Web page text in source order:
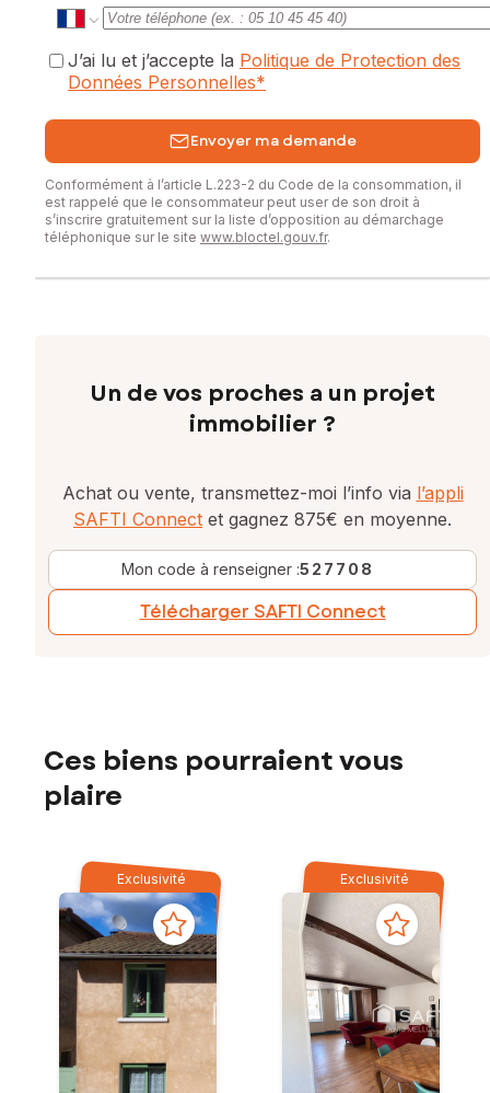
J’ai lu et j’accepte la Politique de Protection des
Données Personnelles*
Envoyer ma demande
Conformément à l’article L.223-2 du Code de la consommation, il
est rappelé que le consommateur peut user de son droit à
s’inscrire gratuitement sur la liste d’opposition au démarchage
téléphonique sur le site www.bloctel.gouv.fr.
Un de vos proches a un projet
immobilier ?
Achat ou vente, transmettez-moi l’info via l’appli
SAFTI Connect et gagnez 875€ en moyenne.
Mon code à renseigner :527708
Télécharger SAFTI Connect
Ces biens pourraient vous
plaire
Exclusivité Exclusivité